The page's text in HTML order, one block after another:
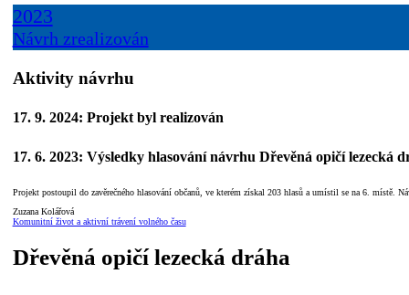
2023
Návrh zrealizován
Aktivity návrhu
17. 9. 2024: Projekt byl realizován
17. 6. 2023: Výsledky hlasování návrhu Dřevěná opičí lezecká
Projekt postoupil do zavěrečného hlasování občanů, ve kterém získal 203 hlasů a umístil se na 6. místě.
Zuzana Kolářová
Komunitní život a aktivní trávení volného času
Dřevěná opičí lezecká dráha